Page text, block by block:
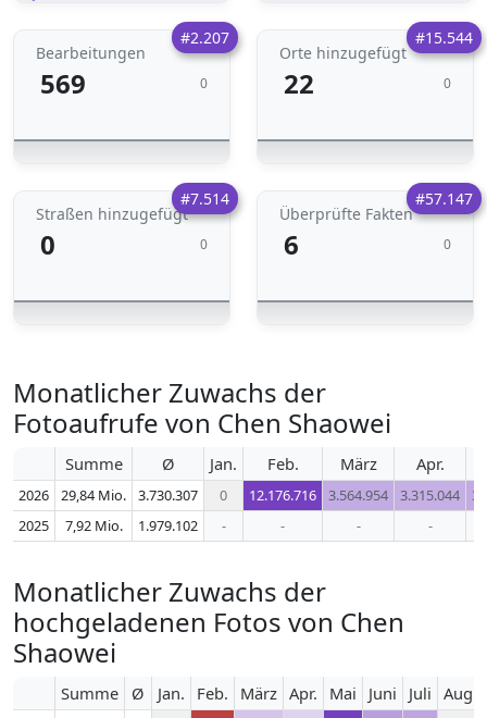
#2.207
Bearbeitungen
569 0
#15.544
Orte hinzugefügt
22 0
#7.514
Straßen hinzugefügt
0 0
#57.147
Überprüfte Fakten
6 0
Monatlicher Zuwachs der
Fotoaufrufe von Chen Shaowei
Summe Ø Jan. Feb. März Apr.
2026 29,84 Mio. 3.730.307 0 12.176.716 3.564.954 3.315.044
2025
7,92 Mio. 1.979.102 - - - -
Monatlicher Zuwachs der
hochgeladenen Fotos von Chen
Shaowei
Summe Ø Jan. Feb. März Apr. Mai Juni Juli Aug.